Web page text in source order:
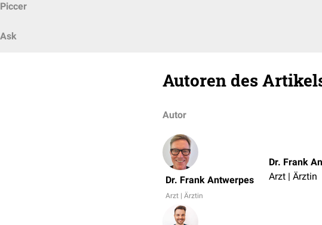
Piccer
Ask
Autoren des
Autor
Dr. Frank Antwerpes
Arzt | Ärztin
Dr. Frank
Arzt | Ärztin